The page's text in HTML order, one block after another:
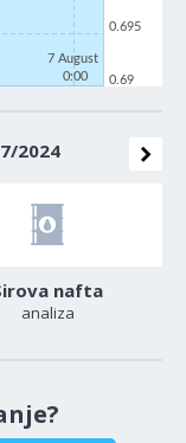
7 August
0:00
0.69
0.695
2024
nafta
analiza